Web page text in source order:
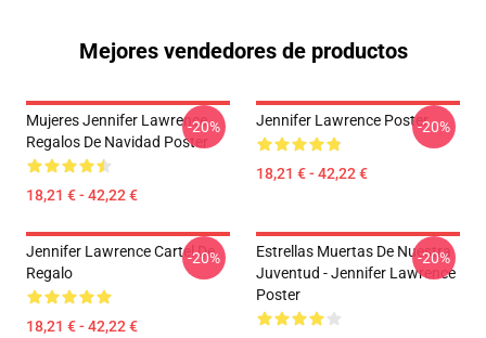
Mejores vendedores de productos
Mujeres Jennifer Lawrence
Regalos De Navidad Poster
18,21 € - 42,22 €
-20% Jennifer Lawrence Poster
18,21 € - 42,22 €
-20%
Jennifer Lawrence Cartel De
Regalo
18,21 € - 42,22 €
-20%
Estrellas Muertas De Nuestra
Juventud - Jennifer Lawrence
Poster
-20%